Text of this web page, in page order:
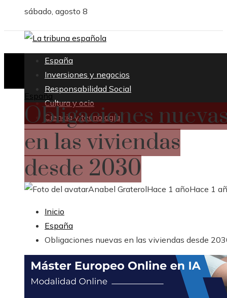
sábado, agosto 8
España
Inversiones y negocios
Responsabilidad Social
Cultura y ocio
Ciencia y tecnología
España
Obligaciones
en las viviendas
desde 2030
Anabel GraterolHace 1 añoHace 1
Inicio
España
Obligaciones nuevas en las viviendas desde